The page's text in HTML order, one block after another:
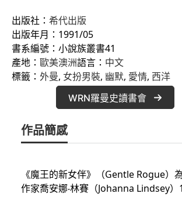
出版社： 希代出版
出版年月：1991/05
書系編號：小說族叢書41
產地： 歐美澳洲語言： 中文
標籤： 外曼, 女扮男裝, 幽默, 愛情, 西洋
WRN羅曼史讀書會
作品簡感
《魔王的新女伴》（Gentle Rogue）
作家喬安娜‧林賽（Johanna Lindsey）